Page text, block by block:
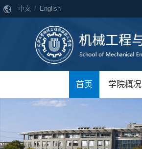
中文 / English
首页 学院概况